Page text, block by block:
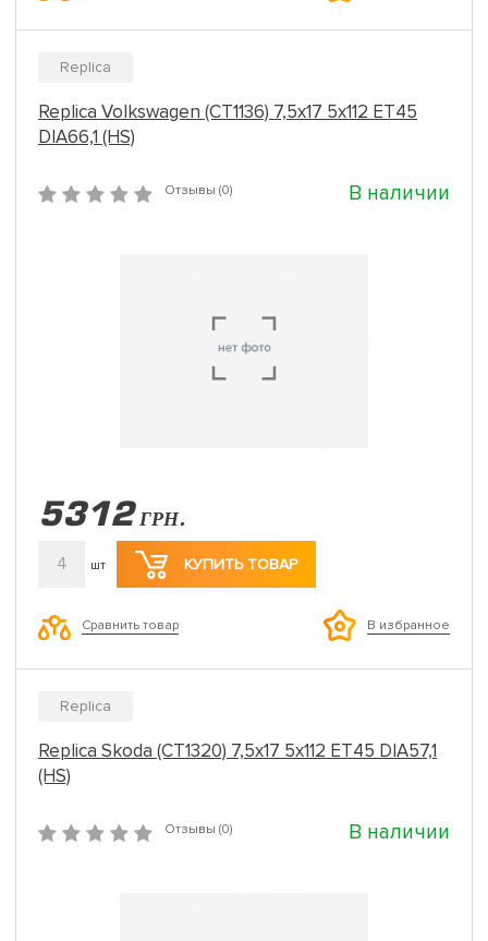
Replica
Replica Volkswagen (CT1136) 7,5x17 5x112 ET45
DIA66,1 (HS)
Отзывы (0) В наличии
5312 ГРН.
4 шт КУПИТЬ ТОВАР
Сравнить товар В избранное
Replica
Replica Skoda (CT1320) 7,5x17 5x112 ET45 DIA57,1
(HS)
Отзывы (0) В наличии